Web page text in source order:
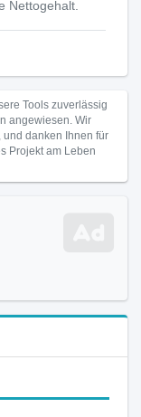
Nettogehalt.
Tools zuverlässig
angewiesen. Wir
danken Ihnen für
Projekt am Leben